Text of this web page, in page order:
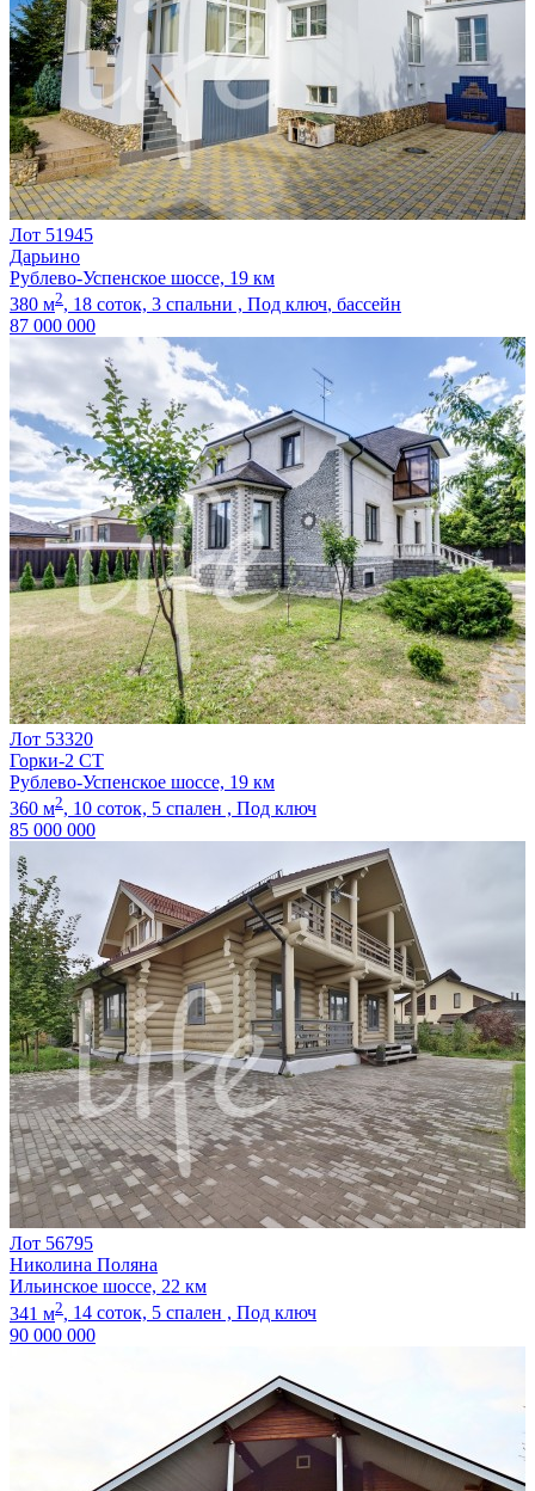
Лот 51945
Дарьино
Рублево-Успенское шоссе, 19 км
380 м2, 18 соток, 3 спальни , Под ключ, бассейн
87 000 000
Лот 53320
Горки-2 СТ
Рублево-Успенское шоссе, 19 км
360 м2, 10 соток, 5 спален , Под ключ
85 000 000
Лот 56795
Николина Поляна
Ильинское шоссе, 22 км
341 м2, 14 соток, 5 спален , Под ключ
90 000 000